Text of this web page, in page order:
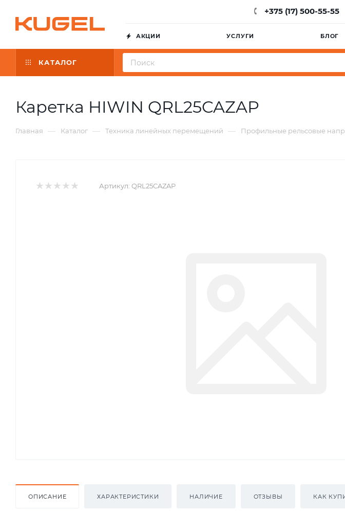
+375 (17) 500-55-55
АКЦИИ УСЛУГИ БЛОГ
КАТАЛОГ
Каретка HIWIN QRL25CAZAP
Главная — Каталог — Техника линейных перемещений — Профильные рельсовые
Артикул: QRL25CAZAP
ОПИСАНИЕ ХАРАКТЕРИСТИКИ НАЛИЧИЕ ОТЗЫВЫ КАК